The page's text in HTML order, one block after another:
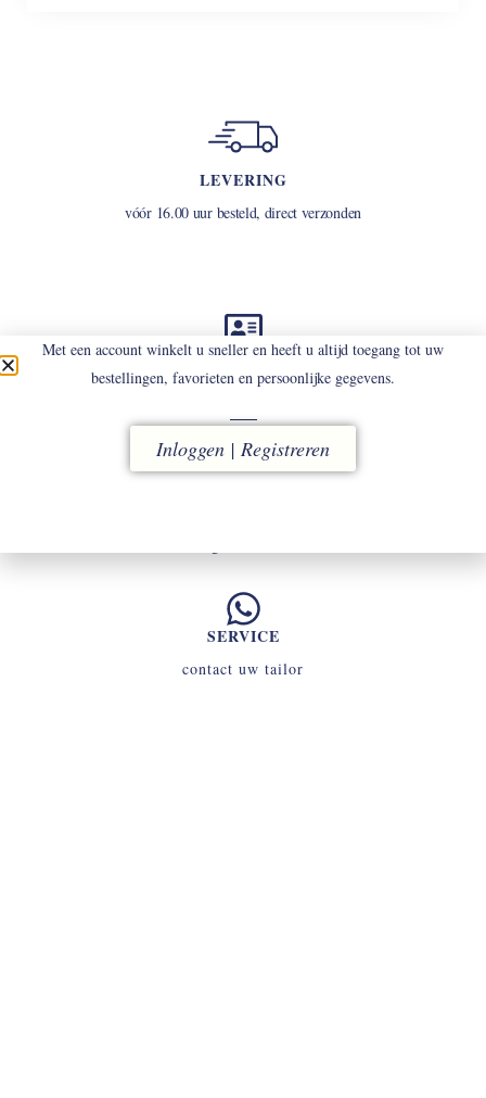
LEVERING
vóór 16.00 uur besteld, direct verzonden
ACCOUNT
uw omgeving voor snel en eenvoudig bestellen
SERVICE
contact uw tailor
Met een account winkelt u sneller en heeft u altijd toegang tot uw
bestellingen, favorieten en persoonlijke gegevens.
Inloggen | Registreren